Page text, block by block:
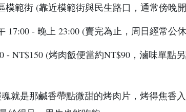
模範街 (靠近模範街與民生路口，通常傍晚
17:00 - 晚上 23:00 (賣完為止，周日經常公
- NT$150 (烤肉飯便當約NT$90，滷味單點
就是那鹹香帶點微甜的烤肉片，烤得焦香